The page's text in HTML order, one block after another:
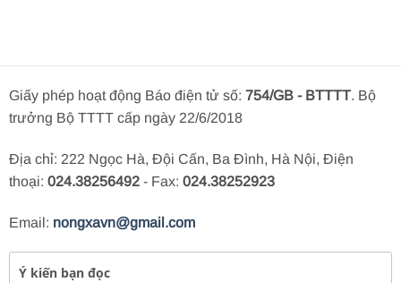
Giấy phép hoạt động Báo điện tử số: 754/GB - BTTTT. Bộ
trưởng Bộ TTTT cấp ngày 22/6/2018
Địa chỉ: 222 Ngọc Hà, Đội Cấn, Ba Đình, Hà Nội, Điện
thoại: 024.38256492 - Fax: 024.38252923
Email: nongxavn@gmail.com
Ý kiến bạn đọc